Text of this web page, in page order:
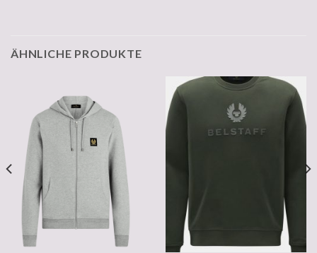
ÄHNLICHE PRODUKTE